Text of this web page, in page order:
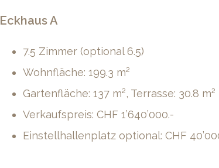
Eckhaus A
7.5 Zimmer (optional 6.5)
Wohnfläche: 199.3 m²
Gartenfläche: 137 m², Terrasse: 30.8 m²
Verkaufspreis: CHF 1’640’000.-
Einstellhallenplatz optional: CHF